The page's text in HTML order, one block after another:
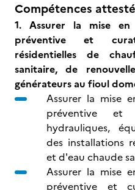
Compétences
1. Assurer la mise en
préventive et
résidentielles de
sanitaire, de
générateurs au fioul
Assurer la mise
préventive et
hydrauliques,
des installations
et d'eau chaude
Assurer la mise
préventive et